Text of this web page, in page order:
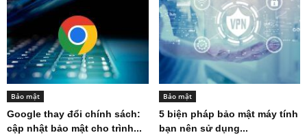
Bảo mật
Google thay đổi chính sách:
cập nhật bảo mật cho trình...
Bảo mật
5 biện pháp bảo mật máy tính
bạn nên sử dụng...